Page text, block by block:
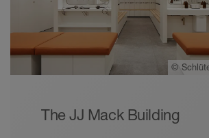
©
The JJ Mack Building